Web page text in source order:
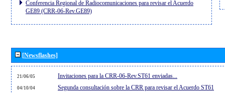
Conferencia Regional de Radiocomunicaciones para revisar el Acuerdo
GE89 (CRR-06-Rev.GE89)
[Newsflashes]
21/06/05 Invitaciones para la CRR-06-Rev.ST61 enviadas...
04/10/04 Segunda consultación sobre la CRR para revisar el Acuerdo ST61